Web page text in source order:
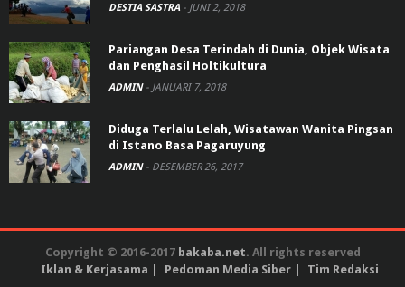
DESTIA SASTRA - JUNI 2, 2018
Pariangan Desa Terindah di Dunia, Objek Wisata
dan Penghasil Holtikultura
ADMIN - JANUARI 7, 2018
Diduga Terlalu Lelah, Wisatawan Wanita Pingsan
di Istano Basa Pagaruyung
ADMIN - DESEMBER 26, 2017
Copyright © 2016-2017 bakaba.net. All rights reserved
Iklan & Kerjasama
Pedoman Media Siber Tim Redaksi